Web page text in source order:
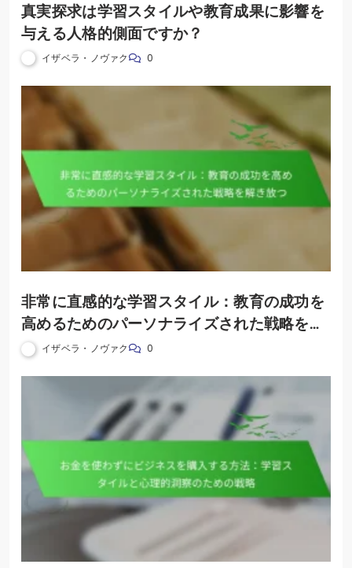
真実探求は学習スタイルや教育成果に影響を
与える人格的側面ですか？
イザベラ・ノヴァク 0
非常に直感的な学習スタイル：教育の成功を
高めるためのパーソナライズされた戦略を解
き放つ
イザベラ・ノヴァク 0